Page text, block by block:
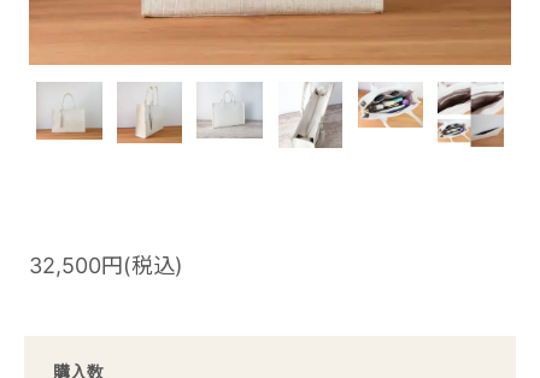
32,500円(税込)
購入数